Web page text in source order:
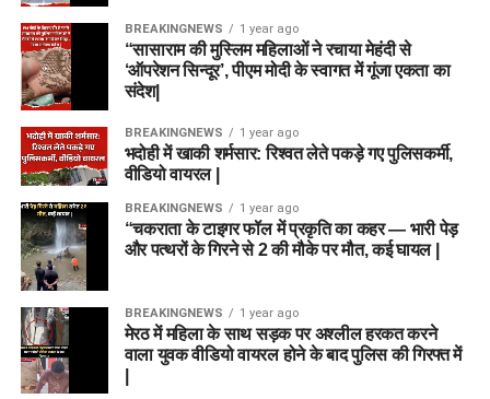
BREAKINGNEWS 1 year ago
“सासाराम की मुस्लिम महिलाओं ने रचाया मेहंदी से
‘ऑपरेशन सिन्दूर’, पीएम मोदी के स्वागत में गूंजा एकता का
संदेश|
BREAKINGNEWS 1 year ago
भदोही में खाकी शर्मसार: रिश्वत लेते पकड़े गए पुलिसकर्मी,
वीडियो वायरल |
BREAKINGNEWS 1 year ago
“चकराता के टाइगर फॉल में प्रकृति का कहर — भारी पेड़
और पत्थरों के गिरने से 2 की मौके पर मौत, कई घायल |
BREAKINGNEWS 1 year ago
मेरठ में महिला के साथ सड़क पर अश्लील हरकत करने
वाला युवक वीडियो वायरल होने के बाद पुलिस की गिरफ्त में